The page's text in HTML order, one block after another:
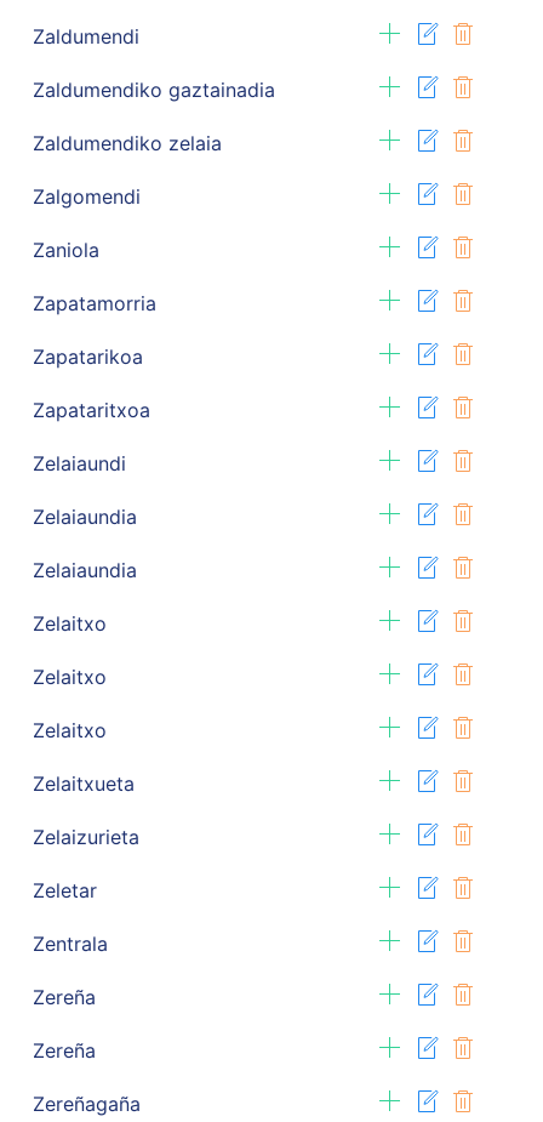
Zaldumendi
Zaldumendiko gaztainadia
Zaldumendiko zelaia
Zalgomendi
Zaniola
Zapatamorria
Zapatarikoa
Zapataritxoa
Zelaiaundi
Zelaiaundia
Zelaiaundia
Zelaitxo
Zelaitxo
Zelaitxo
Zelaitxueta
Zelaizurieta
Zeletar
Zentrala
Zereña
Zereña
Zereñagaña